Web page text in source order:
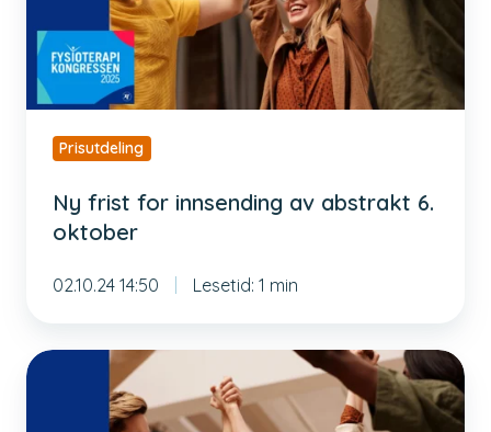
6.
oktober
Prisutdeling
Ny frist for innsending av abstrakt 6.
oktober
02.10.24 14:50 Lesetid: 1 min
Husk